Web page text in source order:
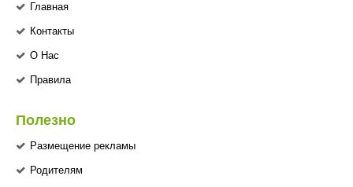
Главная
Контакты
О Нас
Правила
Полезно
Размещение рекламы
Родителям